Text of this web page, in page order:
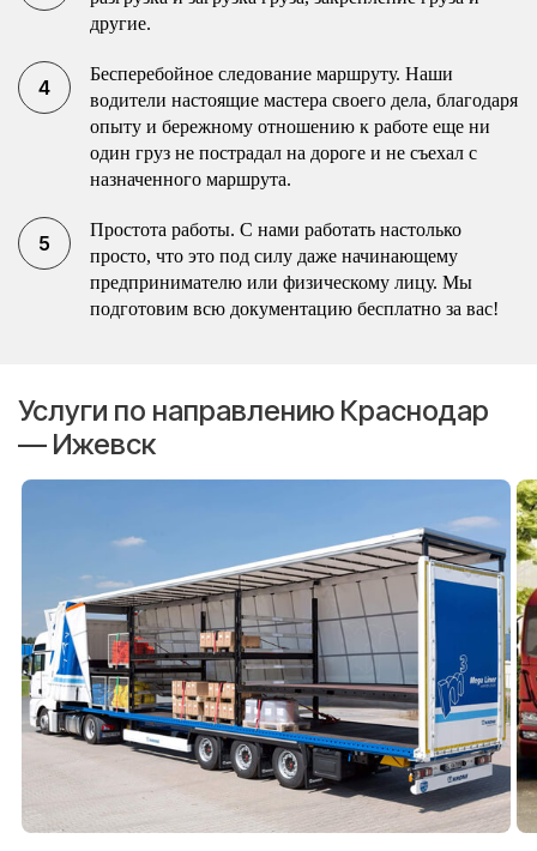
другие.
Бесперебойное следование маршруту. Наши
водители настоящие мастера своего дела, благодаря
опыту и бережному отношению к работе еще ни
один груз не пострадал на дороге и не съехал с
назначенного маршрута.
Простота работы. С нами работать настолько
просто, что это под силу даже начинающему
предпринимателю или физическому лицу. Мы
подготовим всю документацию бесплатно за вас!
Услуги по направлению Краснодар
— Ижевск